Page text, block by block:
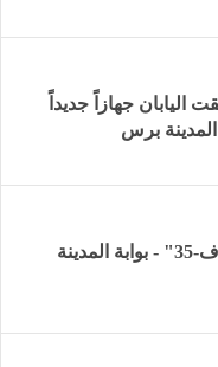
لماذا أطلقت اليابان جهازاً جديداً
المدينة برس
تحطم مقاتلة أميركية من طراز "إف-35" - بوابة المدينة